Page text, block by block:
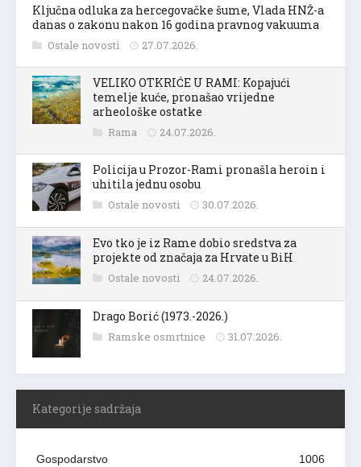
Ključna odluka za hercegovačke šume, Vlada HNŽ-a
danas o zakonu nakon 16 godina pravnog vakuuma
Ostale novosti 27.07.2026.
VELIKO OTKRIĆE U RAMI: Kopajući
temelje kuće, pronašao vrijedne
arheološke ostatke
Rama 24.07.2026.
Policija u Prozor-Rami pronašla heroin i
uhitila jednu osobu
Ostale novosti 30.07.2026.
Evo tko je iz Rame dobio sredstva za
projekte od značaja za Hrvate u BiH
Ostale novosti 24.07.2026.
Drago Borić (1973.-2026.)
Ramske osmrtnice 31.07.2026.
Kategorije sadržaja
Gospodarstvo 1006